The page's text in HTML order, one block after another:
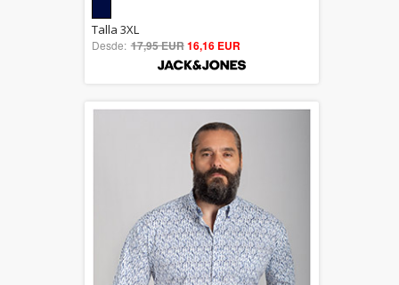
out of 5
Talla 3XL
Desde: 17,95 EUR16,16 EUR